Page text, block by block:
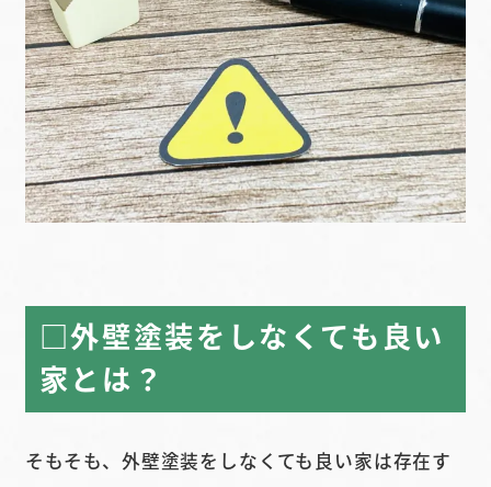
□外壁塗装をしなくても良い
家とは？
そもそも、外壁塗装をしなくても良い家は存在す